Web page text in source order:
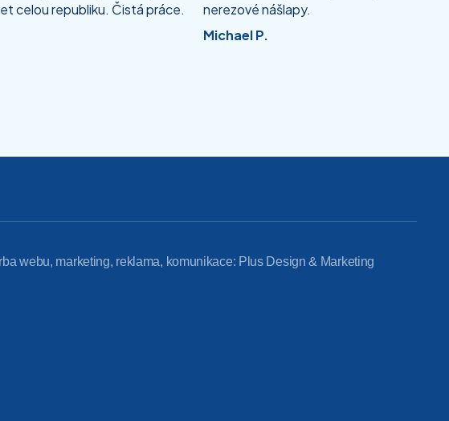
celou republiku. Čistá práce.
nerezové nášlapy.
Michael P.
webu, marketing, reklama, komunikace: Plus Design & Marketing